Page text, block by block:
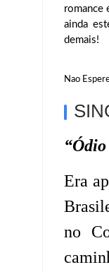
romance
ainda
demais!
Nao
Era
no